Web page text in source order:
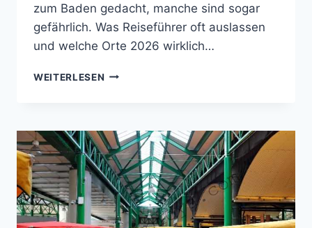
zum Baden gedacht, manche sind sogar
gefährlich. Was Reiseführer oft auslassen
und welche Orte 2026 wirklich…
WEITERLESEN DIE
BEI
LIVERPOOL
2026
–
WAS
REISEFÜHRER
IHNEN